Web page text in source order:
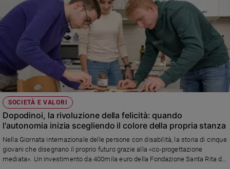
fede
Santo
giorno
Società
e
valori
e
Creato
SOCIETÀ E VALORI
Dopodinoi, la rivoluzione della felicità: quando
l'autonomia inizia scegliendo il colore della propria stanza
Nella Giornata internazionale delle persone con disabilità, la storia di cinque
giovani che disegnano il proprio futuro grazie alla «co-progettazione
mediata». Un investimento da 400mila euro della Fondazione Santa Rita da